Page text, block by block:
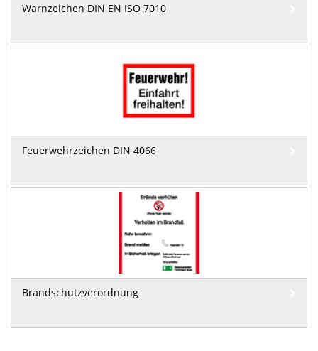
Warnzeichen DIN EN ISO 7010
Feuerwehrzeichen DIN 4066
Brandschutzverordnung